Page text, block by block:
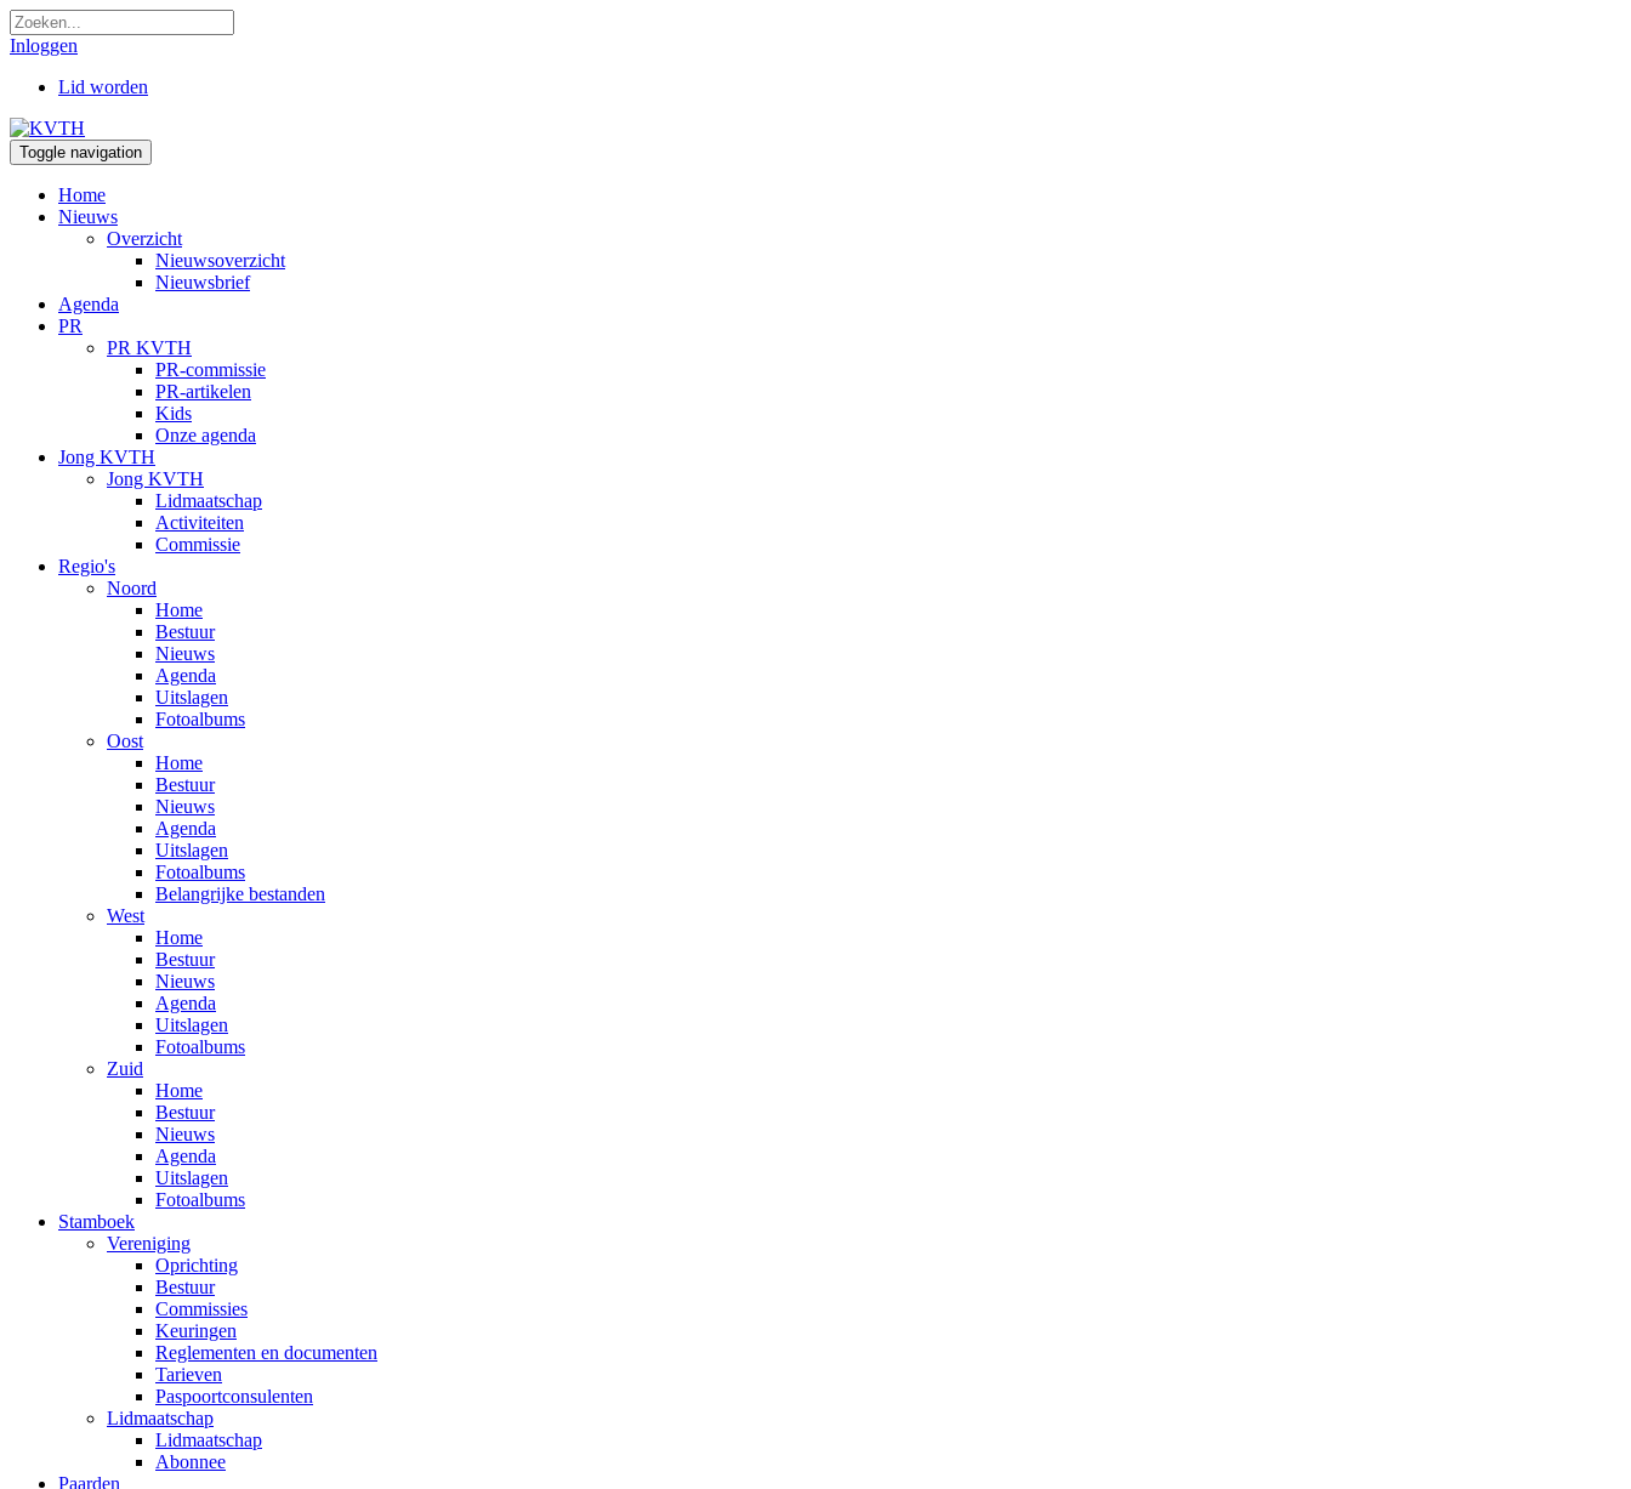
Inloggen
Lid worden
Toggle navigation
Home
Nieuws
Overzicht
Nieuwsoverzicht
Nieuwsbrief
Agenda
PR
PR KVTH
PR-commissie
PR-artikelen
Kids
Onze agenda
Jong KVTH
Jong KVTH
Lidmaatschap
Activiteiten
Commissie
Regio's
Noord
Home
Bestuur
Nieuws
Agenda
Uitslagen
Fotoalbums
Oost
Home
Bestuur
Nieuws
Agenda
Uitslagen
Fotoalbums
Belangrijke bestanden
West
Home
Bestuur
Nieuws
Agenda
Uitslagen
Fotoalbums
Zuid
Home
Bestuur
Nieuws
Agenda
Uitslagen
Fotoalbums
Stamboek
Vereniging
Oprichting
Bestuur
Commissies
Keuringen
Reglementen en documenten
Tarieven
Paspoortconsulenten
Lidmaatschap
Lidmaatschap
Abonnee
Paarden